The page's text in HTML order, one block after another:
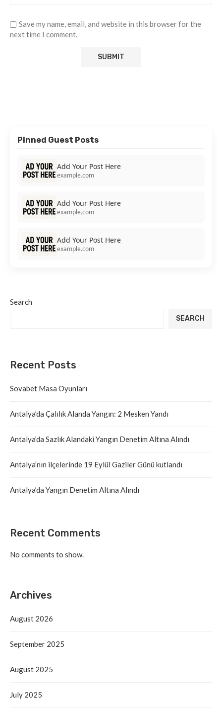
Save my name, email, and website in this browser for the
next time I comment.
Pinned Guest Posts
Add Your Post Here
example.com
Add Your Post Here
example.com
Add Your Post Here
example.com
Search
SEARCH
Recent Posts
Sovabet Masa Oyunları
Antalya’da Çalılık Alanda Yangın: 2 Mesken Yandı
Antalya’da Sazlık Alandaki Yangın Denetim Altına Alındı
Antalya’nın ilçelerinde 19 Eylül Gaziler Günü kutlandı
Antalya’da Yangın Denetim Altına Alındı
Recent Comments
No comments to show.
Archives
August 2026
September 2025
August 2025
July 2025